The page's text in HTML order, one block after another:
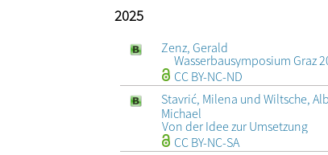
2025
Zenz, Gerald
Wasserbausymposium Graz
CC BY-NC-ND
Stavrić, Milena und Wiltsche,
Michael
Von der Idee zur Umsetzung
CC BY-NC-SA